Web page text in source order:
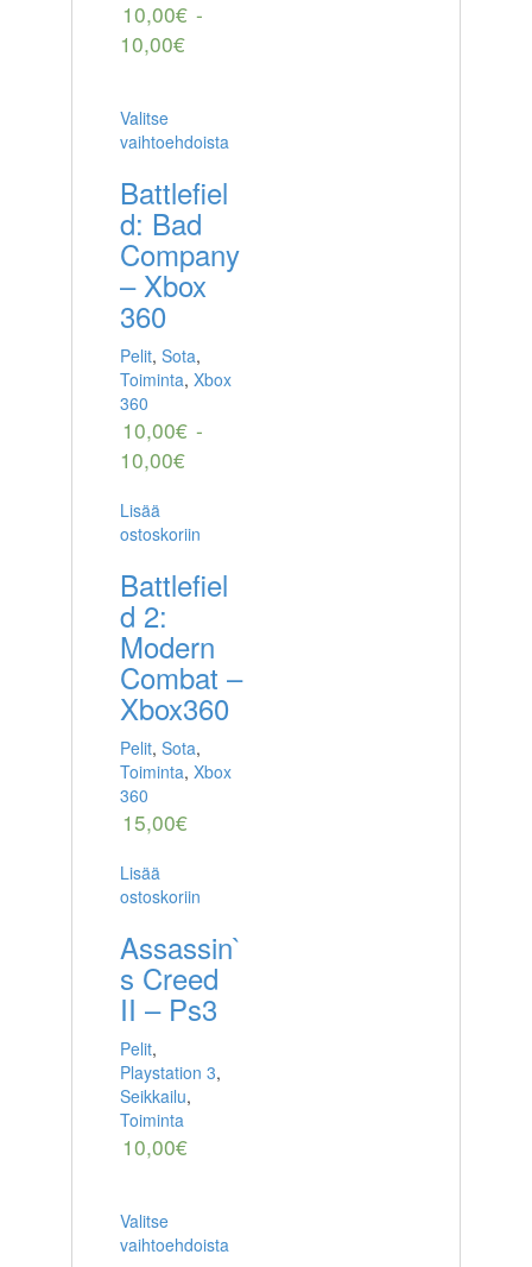
10,00€ -
10,00€
Valitse
vaihtoehdoista
Battlefiel
d: Bad
Company
– Xbox
360
Pelit, Sota,
Toiminta, Xbox
360
10,00€ -
10,00€
Lisää
ostoskoriin
Battlefiel
d 2:
Modern
Combat –
Xbox360
Pelit, Sota,
Toiminta, Xbox
360
15,00€
Lisää
ostoskoriin
Assassin`
s Creed
II – Ps3
Pelit,
Playstation 3,
Seikkailu,
Toiminta
10,00€
Valitse
vaihtoehdoista